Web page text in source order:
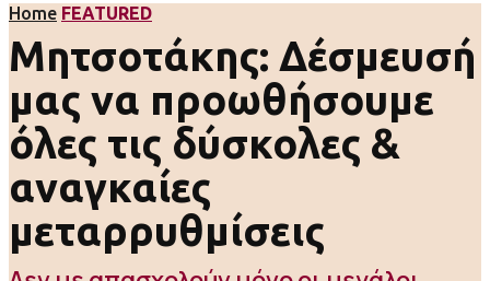
Home FEATURED
Μητσοτάκης: Δέσμευσή
μας να προωθήσουμε
όλες τις δύσκολες &
αναγκαίες
μεταρρυθμίσεις